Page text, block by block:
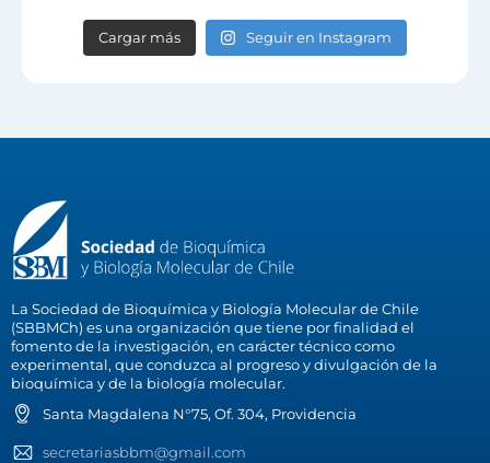
Cargar más Seguir en Instagram
La Sociedad de Bioquímica y Biología Molecular de Chile
(SBBMCh) es una organización que tiene por finalidad el
fomento de la investigación, en carácter técnico como
experimental, que conduzca al progreso y divulgación de la
bioquímica y de la biología molecular.
Santa Magdalena N°75, Of. 304, Providencia
secretariasbbm@gmail.com